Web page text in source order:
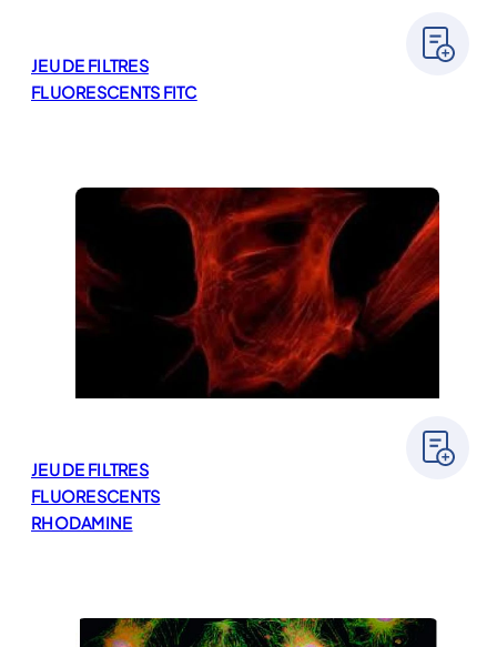
JEU DE FILTRES
FLUORESCENTS FITC
JEU DE FILTRES
FLUORESCENTS
RHODAMINE